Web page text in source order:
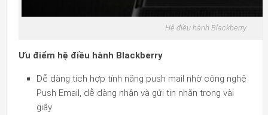
Hệ điều hành Blackberry
Ưu điểm hệ điều hành Blackberry
Dễ dàng tích hợp tính năng push mail nhờ công nghệ
Push Email, dễ dàng nhận và gửi tin nhắn trong vài
giây